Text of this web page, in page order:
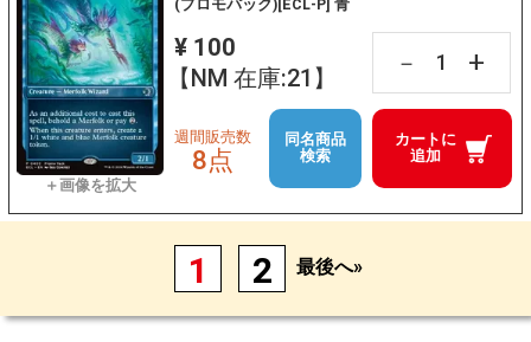
(プロモパック)[ECL-P] 青
¥ 100
【NM 在庫:21】
－ +
カートに
追加
週間販売数
8点
同名商品
検索
1 2 最後へ»